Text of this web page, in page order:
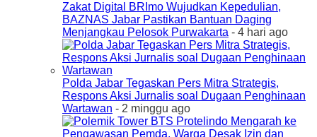
Zakat Digital BRImo Wujudkan Kepedulian,
BAZNAS Jabar Pastikan Bantuan Daging
Menjangkau Pelosok Purwakarta - 4 hari ago
Polda Jabar Tegaskan Pers Mitra Strategis,
Respons Aksi Jurnalis soal Dugaan Penghinaan
Wartawan - 2 minggu ago